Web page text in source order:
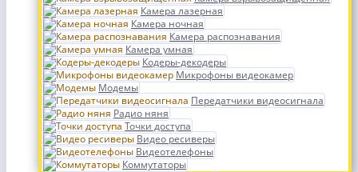
Камера лазерная
Камера ночная
Камера распознавания
Камера умная
Кодеры-декодеры
Микрофоны видеокамер
Модемы
Передатчики видеосигнала
Радио няня
Точки доступа
Видео ресиверы
Видеотелефоны
Коммутаторы